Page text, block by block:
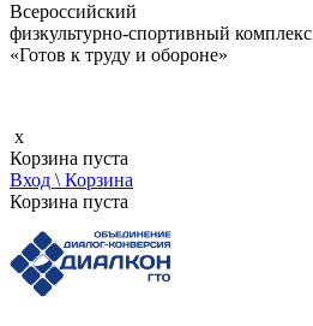
Всероссийский
физкультурно-спортивный комплекс
«Готов к труду и обороне»
x
Корзина пуста
Вход \ Корзина
Корзина пуста